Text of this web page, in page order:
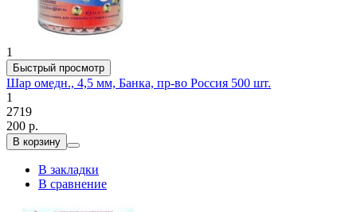
1
Быстрый просмотр
Шар омедн., 4,5 мм, Банка, пр-во Россия 500 шт.
1
2719
200 р.
В корзину
В закладки
В сравнение